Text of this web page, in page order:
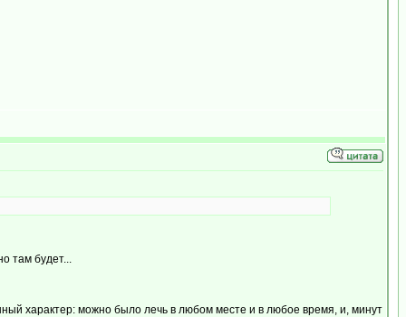
там будет...
характер: можно было лечь в любом месте и в любое время, и, минут